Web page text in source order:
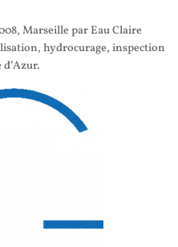
Marseille par Eau Claire
hydrocurage, inspection